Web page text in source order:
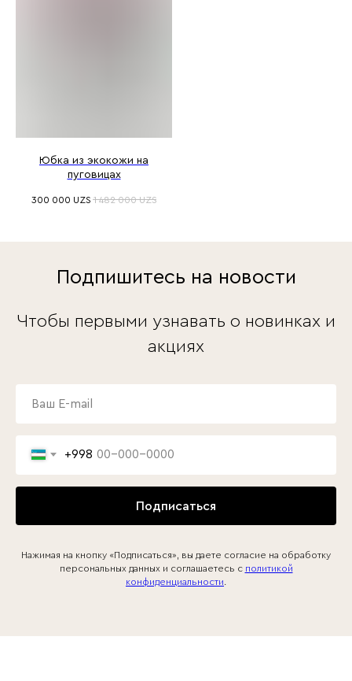
Юбка из экокожи на
пуговицах
300 000 UZS 1 482 000 UZS
Подпишитесь на новости
Чтобы первыми узнавать о новинках и
акциях
+998
Подписаться
Нажимая на кнопку «Подписаться», вы даете согласие на обработку
персональных данных и соглашаетесь c политикой
конфиденциальности